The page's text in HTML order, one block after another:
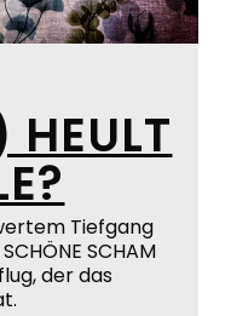
HEULT
Tiefgang
SCHAM
der das